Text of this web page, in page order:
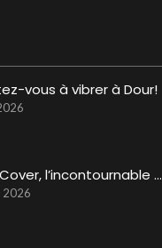
vous à vibrer à Dour!
l’incontournable …
2026